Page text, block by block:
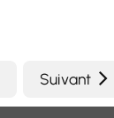
Suivant